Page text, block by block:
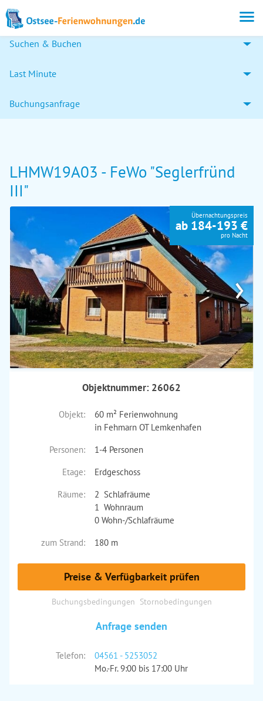
Suchen & Buchen
Last Minute
Buchungsanfrage
LHMW19A03 - FeWo "Seglerfründ
III"
›
Übernachtungspreis
ab 184-193 €
pro Nacht
Objektnummer: 26062
Objekt:
60 m² Ferienwohnung
in Fehmarn OT Lemkenhafen
Personen:
1-4 Personen
Etage:
Erdgeschoss
Räume:
2 Schlafräume
1 Wohnraum
0 Wohn-/Schlafräume
zum Strand:
180 m
Preise & Verfügbarkeit prüfen
Buchungsbedingungen Stornobedingungen
Anfrage senden
Telefon:
04561 - 5253052
Mo.-Fr. 9:00 bis 17:00 Uhr